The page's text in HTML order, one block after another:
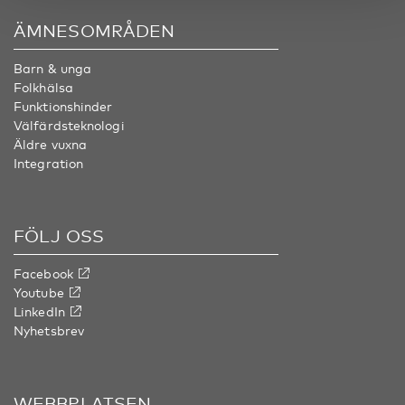
ÄMNESOMRÅDEN
Barn & unga
Folkhälsa
Funktionshinder
Välfärdsteknologi
Äldre vuxna
Integration
FÖLJ OSS
Facebook
Youtube
LinkedIn
Nyhetsbrev